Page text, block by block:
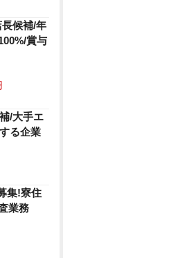
候補/年
賞与
/大手エ
る企業
集!寮住
業務